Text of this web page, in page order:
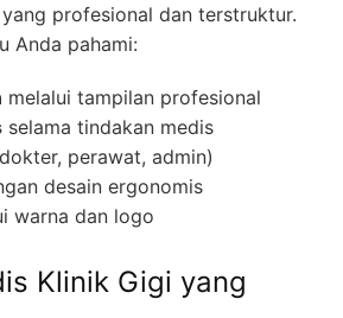
profesional dan terstruktur.
Anda pahami:
melalui tampilan profesional
selama tindakan medis
perawat, admin)
desain ergonomis
warna dan logo
Klinik Gigi yang